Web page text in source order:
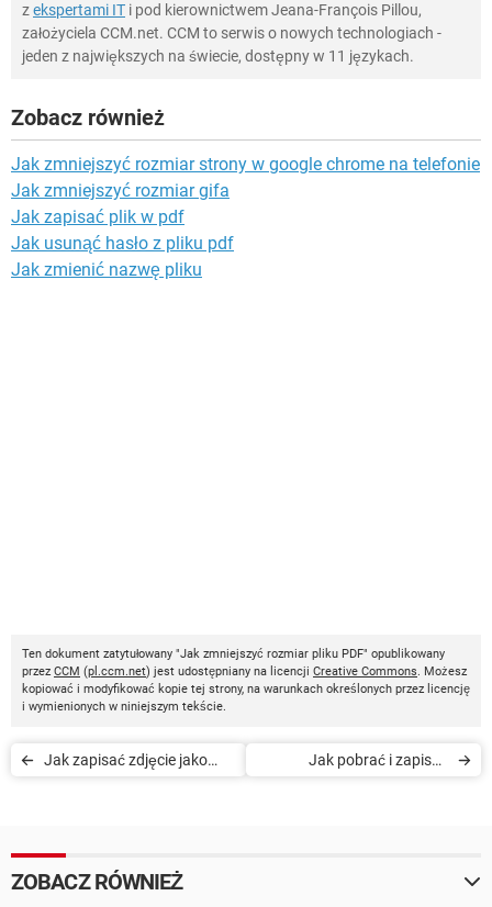
zekspertami IT i pod kierownictwem Jeana-François Pillou,
założyciela CCM.net. CCM to serwis o nowych technologiach -
jeden z największych na świecie, dostępny w 11 językach.
Zobacz również
Jak zmniejszyć rozmiar strony w google chrome na telefonie
Jak zmniejszyć rozmiar gifa
Jak zapisać plik w pdf
Jak usunąć hasło z pliku pdf
Jak zmienić nazwę pliku
Ten dokument zatytułowany "Jak zmniejszyć rozmiar pliku PDF" opublikowany
przez CCM (pl.ccm.net) jest udostępniany na licencji Creative Commons. Możesz
kopiować i modyfikować kopie tej strony, na warunkach określonych przez licencję
i wymienionych w niniejszym tekście.
Jak zapisać zdjęcie jako
Jak pobrać i zapisać
ZOBACZ RÓWNIEŻ